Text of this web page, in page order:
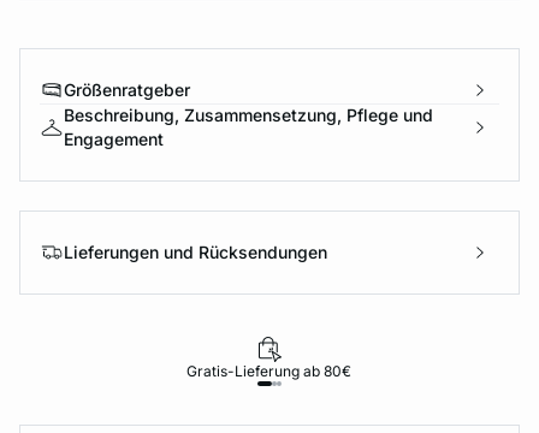
Größenratgeber
Beschreibung, Zusammensetzung, Pflege und
Engagement
Lieferungen und Rücksendungen
Gratis-Lieferung ab 80€